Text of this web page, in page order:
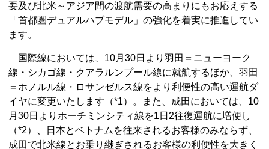
要及び北米～アジア間の渡航需要の高まりにもお応えする
「首都圏デュアルハブモデル」の強化を着実に推進してい
ます。
国際線においては、10月30日より羽田＝ニューヨーク
線・シカゴ線・クアラルンプール線に就航するほか、羽田
＝ホノルル線・ロサンゼルス線をより利便性の高い運航ダ
イヤに変更いたします（*1）。また、成田においては、10
月30日よりホーチミンシティ線を1日2往復運航に増便し
（*2）、日本とベトナムを往来されるお客様のみならず、
成田で北米線とお乗り継ぎされるお客様の利便性を大きく